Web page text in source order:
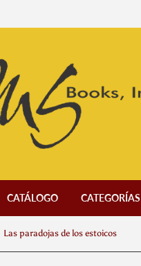
CATÁLOGO CATEGORÍAS
Las paradojas de los estoicos